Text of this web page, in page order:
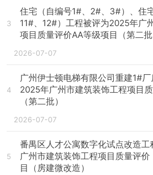
3
住宅（自编号1#、2#、3#）、住
11#、12#）工程被评为2025年广
项目质量评价AA等级项目（第二批
2026-07-07
4
广州伊士顿电梯有限公司重建1#
2025年广州市建筑装饰工程项目
（第二批）
2026-07-07
5
番禺区人才公寓数字化试点改造
广州市建筑装饰工程项目质量评价
目（房建微改造）